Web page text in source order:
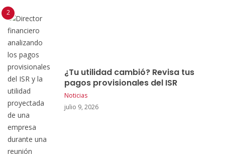
¿Tu utilidad cambió? Revisa tus
pagos provisionales del ISR
Noticias
julio 9, 2026